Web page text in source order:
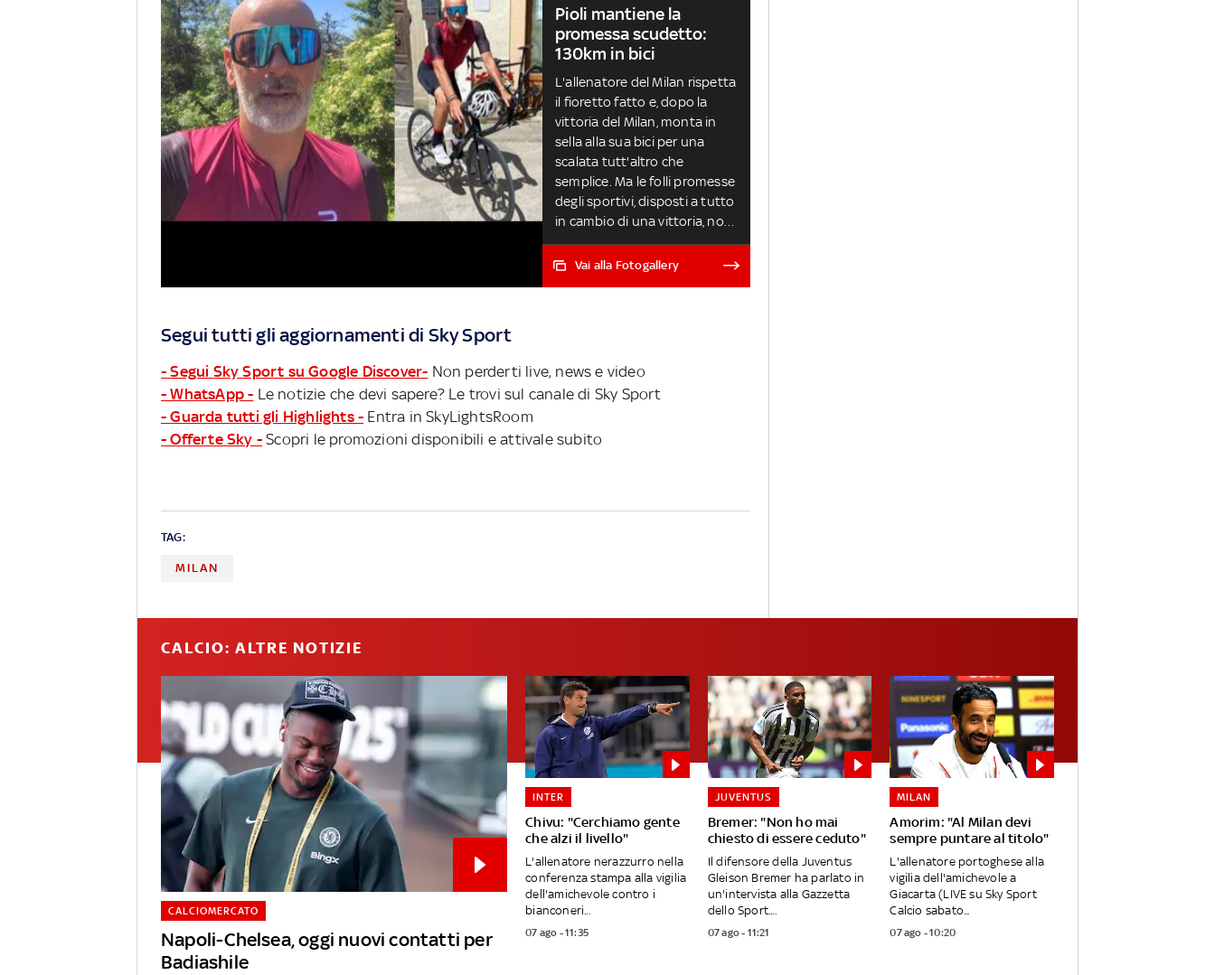
Pioli mantiene la
promessa scudetto:
130km in bici
L'allenatore del Milan rispetta
il fioretto fatto e, dopo la
vittoria del Milan, monta in
sella alla sua bici per una
scalata tutt'altro che
semplice. Ma le folli promesse
degli sportivi, disposti a tutto
in cambio di una vittoria, non
si limitano alle pedalate.
Pellegrinaggi e tagli di capelli
Vai alla Fotogallery
Segui tutti gli aggiornamenti di Sky Sport
- Segui Sky Sport su Google Discover- Non perderti live, news e video
- WhatsApp - Le notizie che devi sapere? Le trovi sul canale di Sky Sport
- Guarda tutti gli Highlights - Entra in SkyLightsRoom
- Offerte Sky - Scopri le promozioni disponibili e attivale subito
TAG:
MILAN
CALCIO: ALTRE NOTIZIE
Napoli-Chelsea, oggi nuovi contatti per
Badiashile
CALCIOMERCATO
Chivu: "Cerchiamo gente
che alzi il livello"
INTER
L'allenatore nerazzurro nella
conferenza stampa alla vigilia
dell'amichevole contro i
bianconeri...
07 ago - 11:35
Bremer: "Non ho mai
chiesto di essere ceduto"
JUVENTUS
Il difensore della Juventus
Gleison Bremer ha parlato in
un'intervista alla Gazzetta
dello Sport....
07 ago - 11:21
Amorim: "Al Milan devi
sempre puntare al titolo"
MILAN
L'allenatore portoghese alla
vigilia dell'amichevole a
Giacarta (LIVE su Sky Sport
Calcio sabato...
07 ago - 10:20